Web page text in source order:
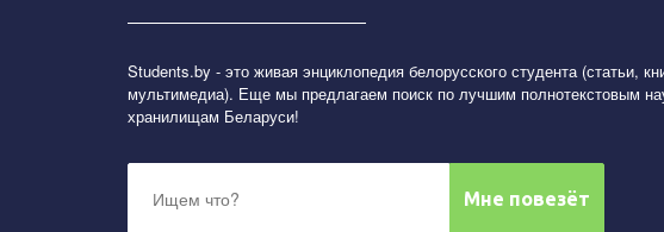
Students.by - это живая энциклопедия белорусского студента (статьи,
мультимедиа). Еще мы предлагаем поиск по лучшим полнотекстовым
хранилищам Беларуси!